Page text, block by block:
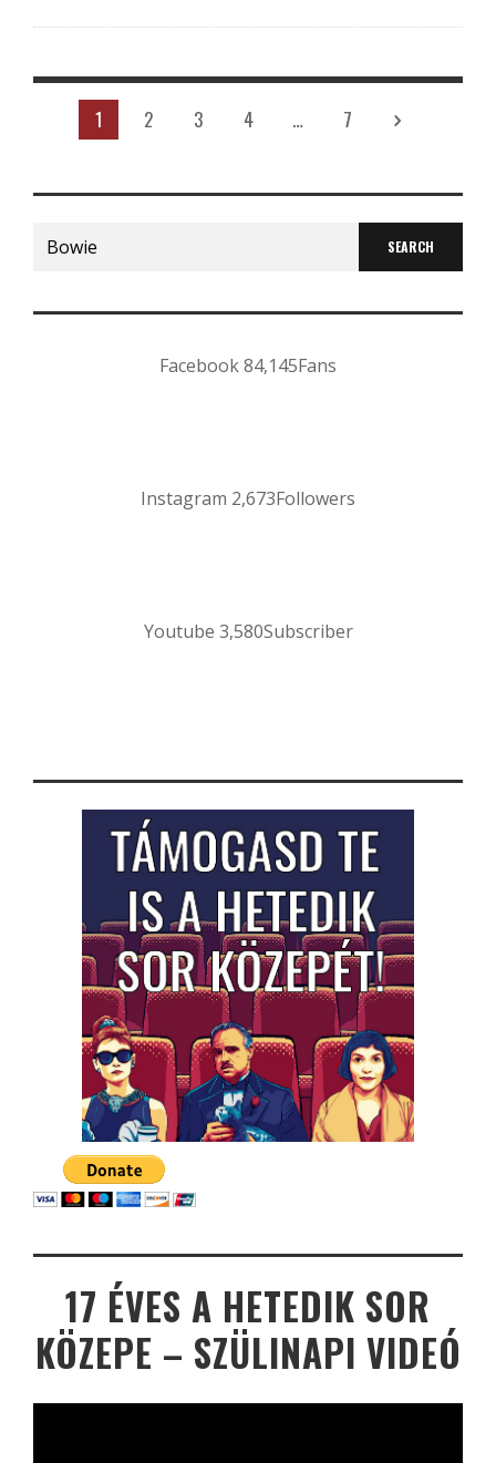
1 2 3 4 … 7
Search
for:
Facebook84,145Fans
Instagram 2,673Followers
Youtube 3,580Subscriber
17 ÉVES A HETEDIK SOR
KÖZEPE – SZÜLINAPI VIDEÓ